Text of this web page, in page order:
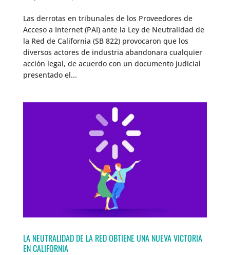
Las derrotas en tribunales de los Proveedores de
Acceso a Internet (PAI) ante la Ley de Neutralidad de
la Red de California (SB 822) provocaron que los
diversos actores de industria abandonara cualquier
acción legal, de acuerdo con un documento judicial
presentado el...
LA NEUTRALIDAD DE LA RED OBTIENE UNA NUEVA VICTORIA
EN CALIFORNIA